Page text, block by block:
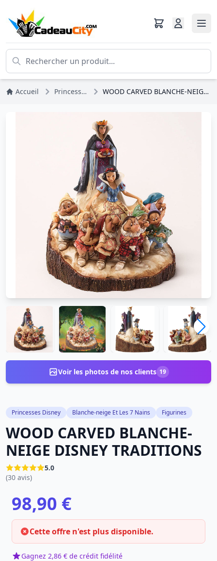
Accueil Princesses Disney WOOD CARVED BLANCHE-NEIGE DISNEY TRADITIONS
Voir les photos de nos clients 19
Princesses Disney Blanche-neige Et Les 7 Nains Figurines
WOOD CARVED BLANCHE-
NEIGE DISNEY TRADITIONS
5.0
(30 avis)
98,90 €
Cette offre n'est plus disponible.
Gagnez 2,86 € de crédit fidélité